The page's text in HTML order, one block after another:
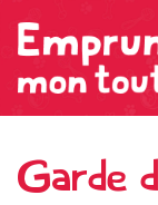
Garde